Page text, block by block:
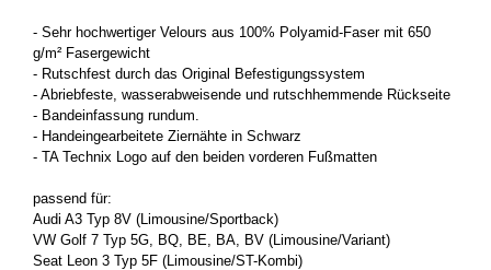
- Sehr hoch­wer­ti­ger Ve­lours aus 100% Polyamid-​Faser mit 650
g/m² Fa­ser­ge­wicht
- Rutsch­fest durch das Ori­gi­nal Be­fes­ti­gungs­sys­tem
- Ab­rieb­fes­te, was­ser­ab­wei­sen­de und rutsch­hem­men­de Rück­sei­te
- Band­e­in­fas­sung rund­um.
- Hand­ein­ge­ar­bei­te­te Zier­näh­te in Schwarz
- TA Tech­nix Logo auf den bei­den vor­de­ren Fuß­mat­ten
pas­send für:
Audi A3 Typ 8V (Li­mou­si­ne/Sport­back)
VW Golf 7 Typ 5G, BQ, BE, BA, BV (Li­mou­si­ne/Va­ri­ant)
Seat Leon 3 Typ 5F (Li­mou­si­ne/ST-​Kombi)